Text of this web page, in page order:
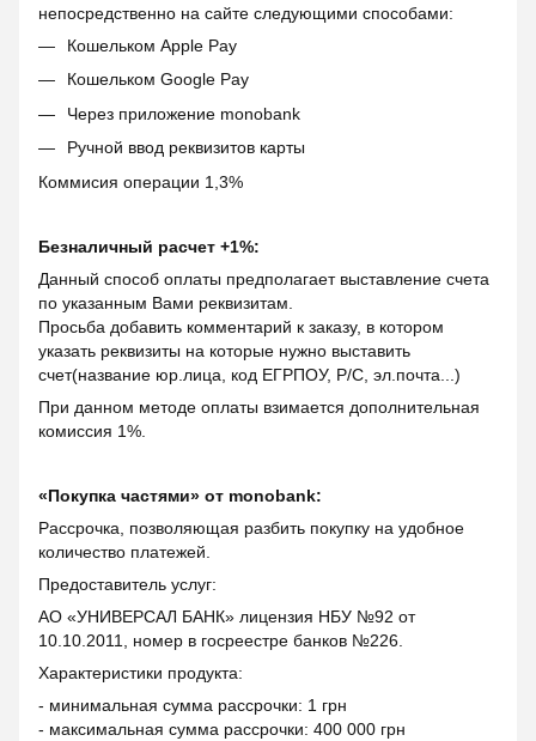
непосредственно на сайте следующими способами:
Кошельком Apple Pay
Кошельком Google Pay
Через приложение monobank
Ручной ввод реквизитов карты
Коммисия операции 1,3%
Безналичный расчет +1%:
Данный способ оплаты предполагает выставление счета
по указанным Вами реквизитам.
Просьба добавить комментарий к заказу, в котором
указать реквизиты на которые нужно выставить
счет(название юр.лица, код ЕГРПОУ, Р/С, эл.почта...)
При данном методе оплаты взимается дополнительная
комиссия 1%.
«Покупка частями» от monobank:
Рассрочка, позволяющая разбить покупку на удобное
количество платежей.
Предоставитель услуг:
АО «УНИВЕРСАЛ БАНК» лицензия НБУ №92 от
10.10.2011, номер в госреестре банков №226.
Характеристики продукта:
- минимальная сумма рассрочки: 1 грн
- максимальная сумма рассрочки: 400 000 грн